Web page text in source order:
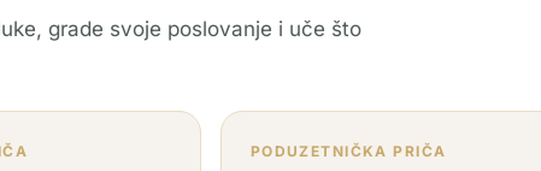
grade svoje poslovanje i uče što
PODUZETNIČKA PRIČA